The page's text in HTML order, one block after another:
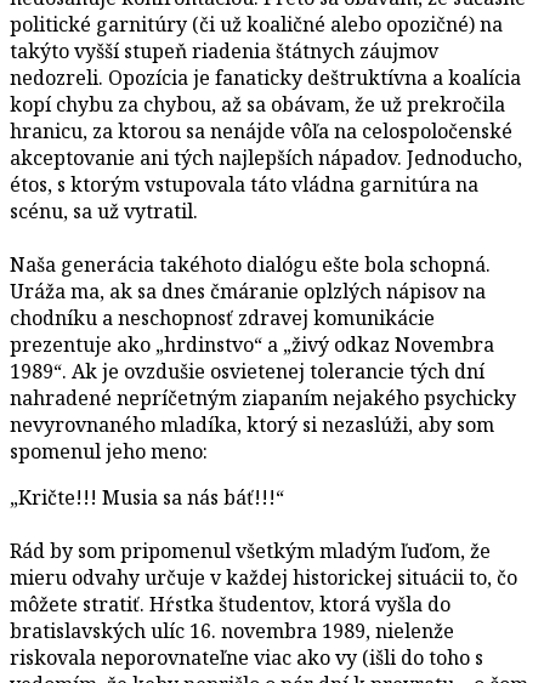
politické garnitúry (či už koaličné alebo opozičné) na
takýto vyšší stupeň riadenia štátnych záujmov
nedozreli. Opozícia je fanaticky deštruktívna a koalícia
kopí chybu za chybou, až sa obávam, že už prekročila
hranicu, za ktorou sa nenájde vôľa na celospoločenské
akceptovanie ani tých najlepších nápadov. Jednoducho,
étos, s ktorým vstupovala táto vládna garnitúra na
scénu, sa už vytratil.
Naša generácia takéhoto dialógu ešte bola schopná.
Uráža ma, ak sa dnes čmáranie oplzlých nápisov na
chodníku a neschopnosť zdravej komunikácie
prezentuje ako „hrdinstvo“ a „živý odkaz Novembra
1989“. Ak je ovzdušie osvietenej tolerancie tých dní
nahradené nepríčetným ziapaním nejakého psychicky
nevyrovnaného mladíka, ktorý si nezaslúži, aby som
spomenul jeho meno:
„Kričte!!! Musia sa nás báť!!!“
Rád by som pripomenul všetkým mladým ľuďom, že
mieru odvahy určuje v každej historickej situácii to, čo
môžete stratiť. Hŕstka študentov, ktorá vyšla do
bratislavských ulíc 16. novembra 1989, nielenže
riskovala neporovnateľne viac ako vy (išli do toho s